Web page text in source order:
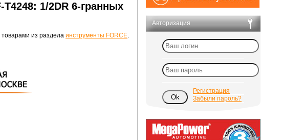
1/2DR 6-гранных
из раздела инструменты FORCE.
Авторизация
Регистрация
Забыли пароль?